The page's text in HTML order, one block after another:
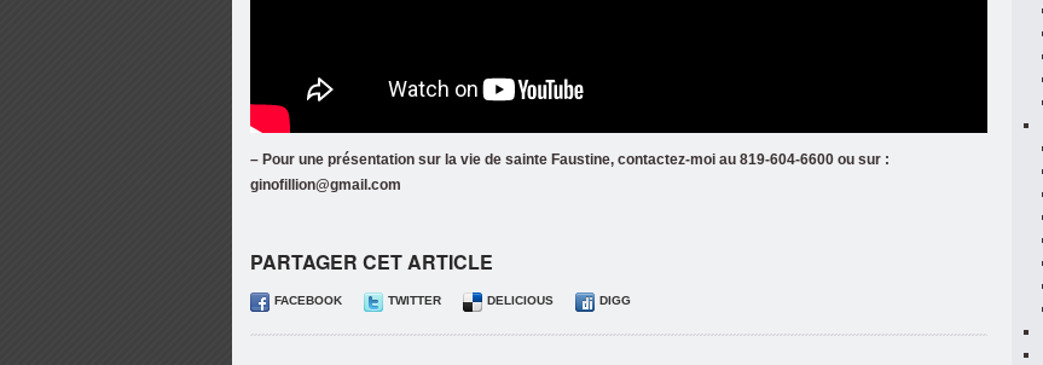
– Pour une présentation sur la vie de sainte Faustine, contactez-moi au 819-604-6600 ou sur :
ginofillion@gmail.com
PARTAGER CET ARTICLE
FACEBOOK TWITTER DELICIOUS DIGG